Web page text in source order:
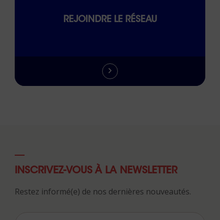
REJOINDRE LE RÉSEAU
INSCRIVEZ-VOUS À LA NEWSLETTER
Restez informé(e) de nos dernières nouveautés.